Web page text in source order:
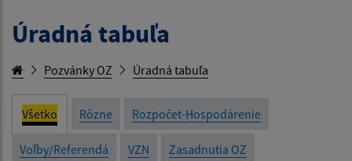
Úradná tabuľa
Pozvánky OZ Úradná tabuľa
Všetko Rôzne Rozpočet-Hospodárenie
Voľby/Referendá VZN Zasadnutia OZ